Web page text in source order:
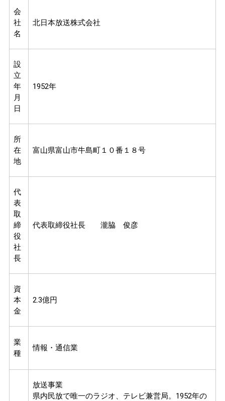
会
社
名
北日本放送株式会社
設
立
年
月
日
1952年
所
在
地
富山県富山市牛島町１０番１８号
代
表
取
締
役
社
長
代表取締役社長 瀧脇 俊彦
資
本
金
2.3億円
業
種
情報・通信業
放送事業
県内民放で唯一のラジオ、テレビ兼営局。1952年の